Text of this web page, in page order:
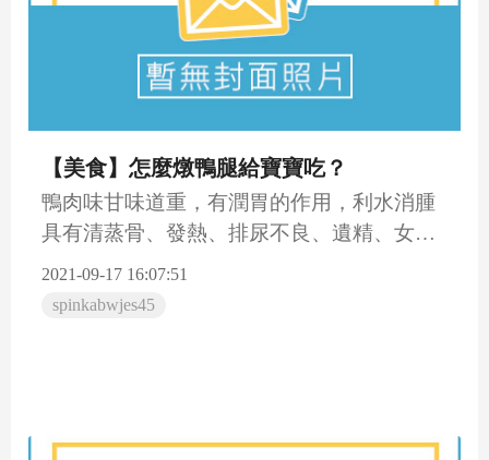
【美食】怎麼燉鴨腿給寶寶吃？
鴨肉味甘味道重，有潤胃的作用，利水消腫
具有清蒸骨、發熱、排尿不良、遺精、女性
月經不調等藥用價值高，...
2021-09-17 16:07:51
spinkabwjes45